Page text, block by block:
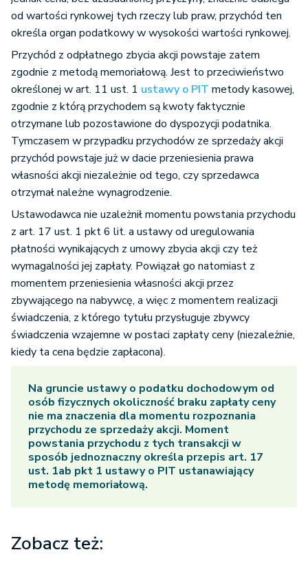
od wartości rynkowej tych rzeczy lub praw, przychód ten
określa organ podatkowy w wysokości wartości rynkowej.
Przychód z odpłatnego zbycia akcji powstaje zatem
zgodnie z metodą memoriałową. Jest to przeciwieństwo
określonej w art. 11 ust. 1 ustawy o PIT metody kasowej,
zgodnie z którą przychodem są kwoty faktycznie
otrzymane lub pozostawione do dyspozycji podatnika.
Tymczasem w przypadku przychodów ze sprzedaży akcji
przychód powstaje już w dacie przeniesienia prawa
własności akcji niezależnie od tego, czy sprzedawca
otrzymał należne wynagrodzenie.
Ustawodawca nie uzależnił momentu powstania przychodu
z art. 17 ust. 1 pkt 6 lit. a ustawy od uregulowania
płatności wynikających z umowy zbycia akcji czy też
wymagalności jej zapłaty. Powiązał go natomiast z
momentem przeniesienia własności akcji przez
zbywającego na nabywcę, a więc z momentem realizacji
świadczenia, z którego tytułu przysługuje zbywcy
świadczenia wzajemne w postaci zapłaty ceny (niezależnie,
kiedy ta cena będzie zapłacona).
Na gruncie ustawy o podatku dochodowym od
osób fizycznych okoliczność braku zapłaty ceny
nie ma znaczenia dla momentu rozpoznania
przychodu ze sprzedaży akcji. Moment
powstania przychodu z tych transakcji w
sposób jednoznaczny określa przepis art. 17
ust. 1ab pkt 1 ustawy o PIT ustanawiający
metodę memoriałową.
Zobacz też: